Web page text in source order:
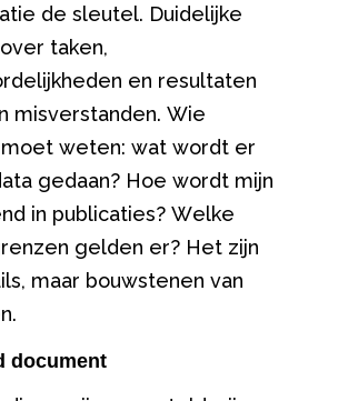
de sleutel. Duidelijke
taken,
en resultaten
misverstanden. Wie
weten: wat wordt er
gedaan? Hoe wordt mijn
in publicaties? Welke
gelden er? Het zijn
maar bouwstenen van
document